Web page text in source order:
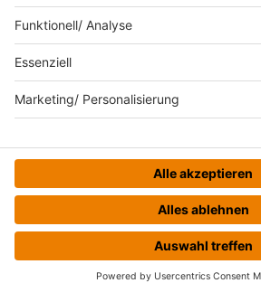
HOME STREAMS
© bigFM - Eine Marke der
Co. KG